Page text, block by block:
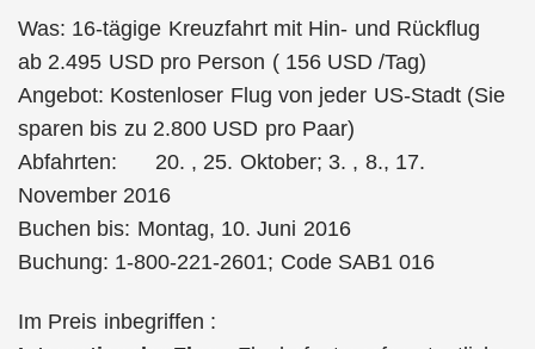
Was: 16-tägige Kreuzfahrt mit Hin- und Rückflug
ab 2.495 USD pro Person ( 156 USD /Tag)
Angebot: Kostenloser Flug von jeder US-Stadt (Sie
sparen bis zu 2.800 USD pro Paar)
Abfahrten: 20. , 25. Oktober; 3. , 8., 17.
November 2016
Buchen bis: Montag, 10. Juni 2016
Buchung: 1-800-221-2601; Code SAB1 016
Im Preis inbegriffen :